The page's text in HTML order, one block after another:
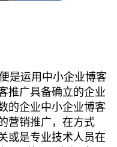
是运用中小企业博客
推广具备确立的企业
的企业中小企业博客
营销推广，在方式
或是专业技术人员在